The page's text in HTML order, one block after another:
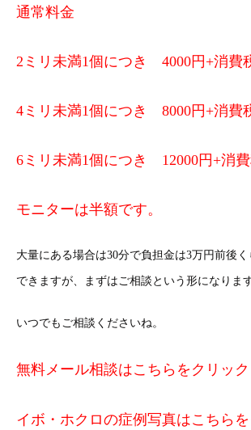
通常料金
2ミリ未満1個につき 4000円+消費
4ミリ未満1個につき 8000円+消費
6ミリ未満1個につき 12000円+消
モニターは半額です。
大量にある場合は30分で負担金は3万円前後
できますが、まずはご相談という形になります
いつでもご相談くださいね。
無料メール相談はこちらをクリック
イボ・ホクロの症例写真はこちら